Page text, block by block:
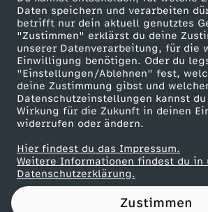
Daten speichern und verarbeiten
betrifft nur dein aktuell genutztes
"Zustimmen" erklärst du deine
unserer Datenverarbeitung, für die
Einwilligung benötigen. Oder du
"Einstellungen/Ablehnen" fest,
deine Zustimmung gibst und
Datenschutzeinstellungen kannst
Wirkung für die Zukunft in deinen
widerrufen oder ändern.
Hier findest du das Impressum.
Weitere Informationen findest du in
Datenschutzerklärung.
Zustimmen
i
h
n
a
c
h
ZDF goes Schule
Werbefernsehen
Mainzelmännchen
Partner